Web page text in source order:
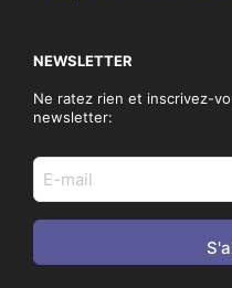
NEWSLETTER
Ne ratez rien et inscrivez-
newsletter:
E-
mail